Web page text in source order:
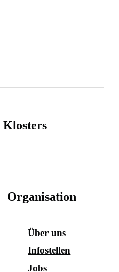
Klosters
Organisation
Über uns
Infostellen
Jobs